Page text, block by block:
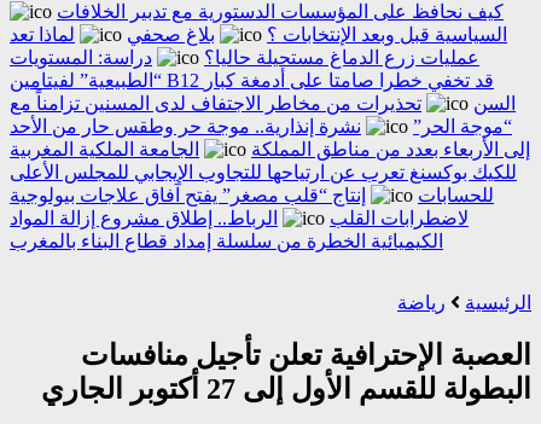
كيف نحافظ على المؤسسات الدستورية مع تدبير الخلافات
السياسية قبل وبعد الإنتخابات ؟
بلاغ صحفي
لماذا تعد
عمليات زرع الدماغ مستحيلة حاليا؟
دراسة: المستويات
“الطبيعية” لفيتامين B12 قد تخفي خطرا صامتا على أدمغة كبار
السن
تحذيرات من مخاطر الاجتفاف لدى المسنين تزامناً مع
“موجة الحر”
نشرة إنذارية.. موجة حر وطقس حار من الأحد
إلى الأربعاء بعدد من مناطق المملكة
الجامعة الملكية المغربية
للكيك بوكسنغ تعرب عن ارتياحها للتجاوب الإيجابي للمجلس الأعلى
للحسابات
إنتاج “قلب مصغر” يفتح آفاق علاجات بيولوجية
لاضطرابات القلب
الرباط.. إطلاق مشروع إزالة المواد
الكيميائية الخطرة من سلسلة إمداد قطاع البناء بالمغرب
الرئيسية رياضة
العصبة الإحترافية تعلن تأجيل منافسات
البطولة للقسم الأول إلى 27 أكتوبر الجاري